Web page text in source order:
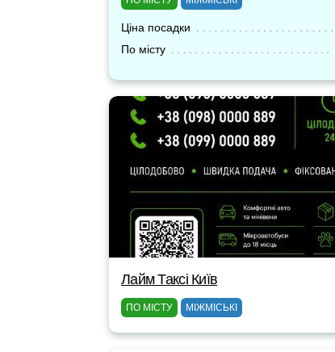
Ціна посадки
По місту
Лайм Таксі Київ
ПО МІСТУ МІЖМІСЬКІ